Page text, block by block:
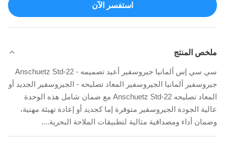
استفسر الآن
ملخص المنتج
سي سي إس ألمانيا جيروسفير أعيد تصميمه - Anschuetz Std-22
جيروسفير ألمانيا الجيروسفير المعاد تصليحه - الجيروسفير الجديد أو
المعاد تصليحه Anschuetz Std-22 مع ضمان شامل هذه الوحدة
عالية الجودة الجيروسفير متوفرة إما كجديد أو إعادة تهيئة مهنية،
وضمان أداء ومصداقية مثالية لتطبيقات الملاحة البحرية....